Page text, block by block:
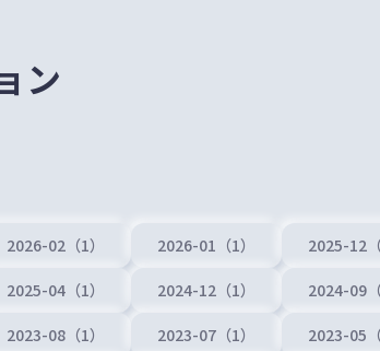
ン
2026-02（1） 2026-01（1） 2025-12（
2025-04（1） 2024-12（1） 2024-09（
2023-08（1） 2023-07（1） 2023-05（